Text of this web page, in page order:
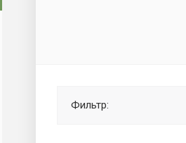
Фильтр: